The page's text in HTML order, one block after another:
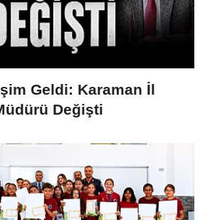
Geldi: Karaman İl
Değişti